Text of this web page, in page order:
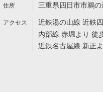
三重県四日市市鵜の
近鉄湯の山線 近鉄
内部線 赤堀より 徒
近鉄名古屋線 新正